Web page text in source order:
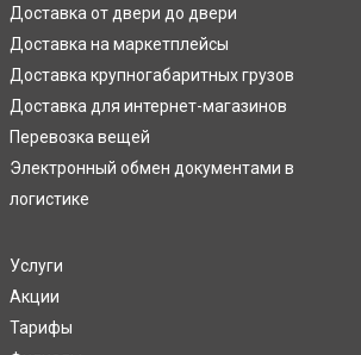
Доставка от двери до двери
Доставка на маркетплейсы
Доставка крупногабаритных грузов
Доставка для интернет-магазинов
Перевозка вещей
Электронный обмен документами в
логистике
Услуги
Акции
Тарифы